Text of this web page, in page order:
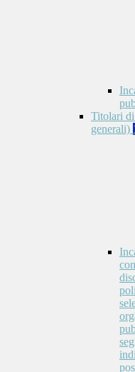
Titolari
generali)